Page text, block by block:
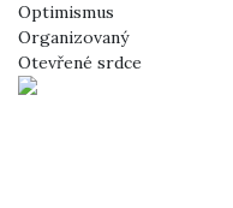
Optimismus
Organizovaný
Otevřené srdce